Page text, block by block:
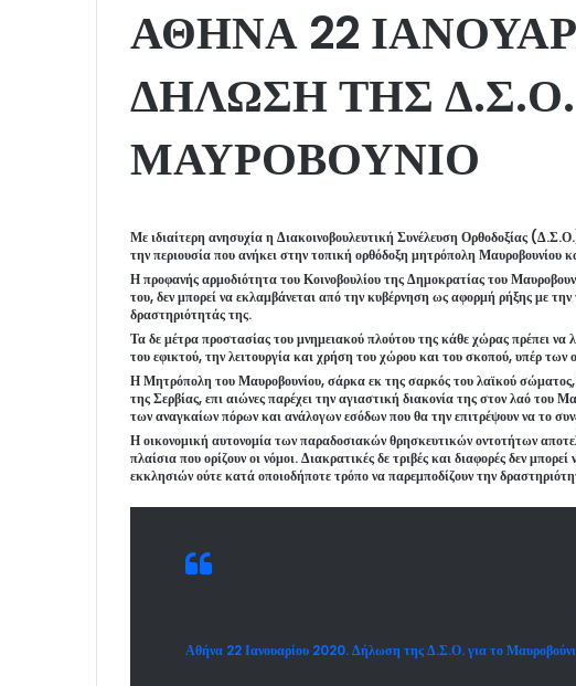
ΑΘΗΝΑ 22
ΔΗΛΩΣΗ ΤΗΣ
ΜΑΥΡΟΒΟΥΝΙΟ
Με ιδιαίτερη ανησυχία η Διακοινοβουλευτική Συνέλευση Ορθοδοξίας
την περιουσία που ανήκει στην τοπική ορθόδοξη μητρόπολη
Η προφανής αρμοδιότητα του Κοινοβουλίου της Δημοκρατίας του
του, δεν μπορεί να εκλαμβάνεται από την κυβέρνηση ως αφορμή ρήξης με
δραστηριότητάς της.
Τα δε μέτρα προστασίας του μνημειακού πλούτου της κάθε χώρας πρέπει να
του εφικτού, την λειτουργία και χρήση του χώρου και του σκοπού, υπέρ των
Η Μητρόπολη του Μαυροβουνίου, σάρκα εκ της σαρκός του λαϊκού
της Σερβίας, επι αιώνες παρέχει την αγιαστική διακονία της στον λαό του
των αναγκαίων πόρων και ανάλογων εσόδων που θα την επιτρέψουν να το
Η οικονομική αυτονομία των παραδοσιακών θρησκευτικών οντοτήτων
πλαίσια που ορίζουν οι νόμοι. Διακρατικές δε τριβές και διαφορές δεν
εκκλησιών ούτε κατά οποιοδήποτε τρόπο να παρεμποδίζουν την
Αθήνα 22 Ιανουαρίου 2020. Δήλωση της Δ.Σ.Ο. για το